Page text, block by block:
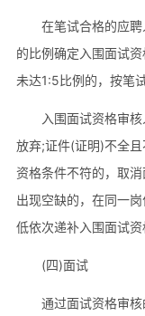
在笔试合格的应
的比例确定入围面试
未达1:5比例的，按笔
入围面试资格审
放弃;证件(证明)不全
资格条件不符的，取
出现空缺的，在同一
低依次递补入围面试资
(四)面试
通过面试资格审